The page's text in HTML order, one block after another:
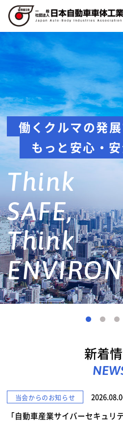
安全への
Think
詳しく
新着
当会からのお知らせ
「自動車産業サイバーセキュリ